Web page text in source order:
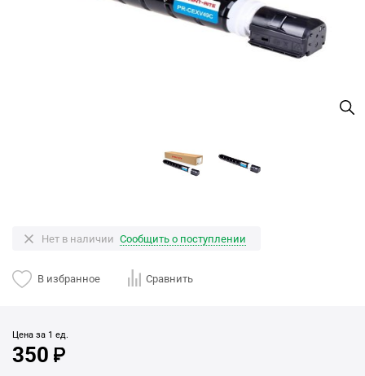
Нет в наличии Сообщить о поступлении
В избранное Сравнить
Цена за 1 ед.
350